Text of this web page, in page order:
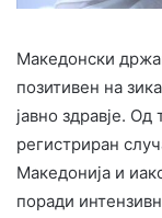
Македонски
позитивен на
јавно здравје.
регистриран
Македонија и
поради